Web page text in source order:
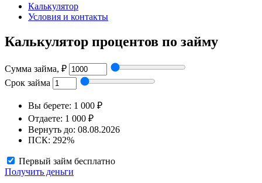
Калькулятор
Условия и контакты
Калькулятор процентов по займу
Сумма займа, ₽
Срок займа
Вы берете: 1 000 ₽
Отдаете: 1 000 ₽
Вернуть до: 08.08.2026
ПСК: 292%
Первый займ бесплатно
Получить деньги